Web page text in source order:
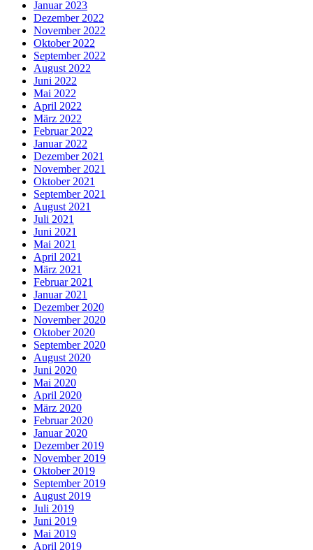
Januar 2023
Dezember 2022
November 2022
Oktober 2022
September 2022
August 2022
Juni 2022
Mai 2022
April 2022
März 2022
Februar 2022
Januar 2022
Dezember 2021
November 2021
Oktober 2021
September 2021
August 2021
Juli 2021
Juni 2021
Mai 2021
April 2021
März 2021
Februar 2021
Januar 2021
Dezember 2020
November 2020
Oktober 2020
September 2020
August 2020
Juni 2020
Mai 2020
April 2020
März 2020
Februar 2020
Januar 2020
Dezember 2019
November 2019
Oktober 2019
September 2019
August 2019
Juli 2019
Juni 2019
Mai 2019
April 2019